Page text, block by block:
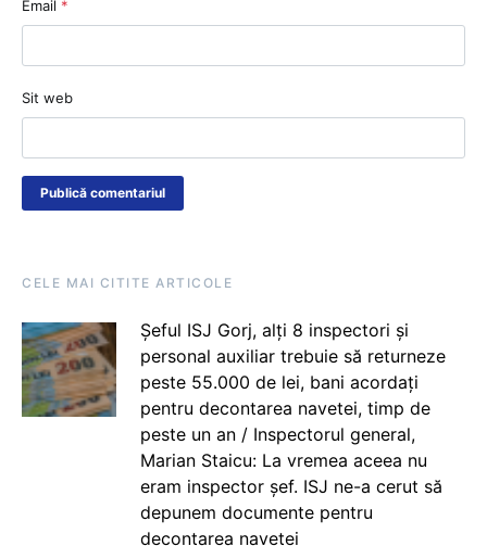
Email *
Sit web
CELE MAI CITITE ARTICOLE
Șeful ISJ Gorj, alți 8 inspectori și
personal auxiliar trebuie să returneze
peste 55.000 de lei, bani acordați
pentru decontarea navetei, timp de
peste un an / Inspectorul general,
Marian Staicu: La vremea aceea nu
eram inspector șef. ISJ ne-a cerut să
depunem documente pentru
decontarea navetei